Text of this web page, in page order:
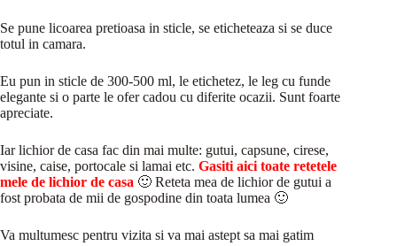
Se pune licoarea pretioasa in sticle, se eticheteaza si se duce
totul in camara.
Eu pun in sticle de 300-500 ml, le etichetez, le leg cu funde
elegante si o parte le ofer cadou cu diferite ocazii. Sunt foarte
apreciate.
Iar lichior de casa fac din mai multe: gutui, capsune, cirese,
visine, caise, portocale si lamai etc. Gasiti aici toate retetele
mele de lichior de casa 🙂 Reteta mea de lichior de gutui a
fost probata de mii de gospodine din toata lumea 🙂
Va multumesc pentru vizita si va mai astept sa mai gatim